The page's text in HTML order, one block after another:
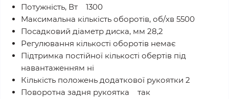
Потужність, Вт 1300
Максимальна кількість оборотів, об/хв 5500
Посадковий діаметр диска, мм 28,2
Регулювання кількості оборотів немає
Підтримка постійної кількості обертів під
навантаженням ні
Кількість положень додаткової рукоятки 2
Поворотна задня рукоятка так